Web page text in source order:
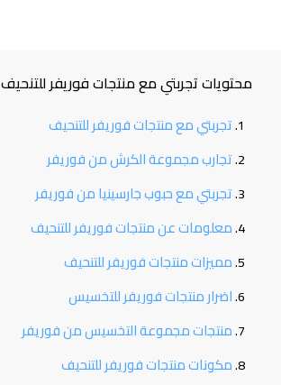
محتويات تجربتي مع منتجات فوريفر للتنحيف
تجربتي مع منتجات فوريفر للتنحيف
تجارب مجموعة الكرش من فوريفر
تجربتي مع حبوب جارسينيا من فوريفر
معلومات عن منتجات فوريفر للتنحيف
مميزات منتجات فوريفر للتنحيف
اضرار منتجات فوريفر للتخسيس
منتجات مجموعة التخسيس من فوريفر
مكونات منتجات فوريفر للتنحيف